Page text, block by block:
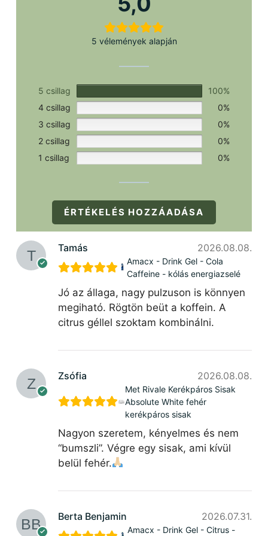
5 vélemények alapján
5 csillag
100%
4 csillag
0%
3 csillag
0%
2 csillag
0%
1 csillag
0%
ÉRTÉKELÉS HOZZÁADÁSA
Tamás 2026.08.08.
Amacx - Drink Gel - Cola
Caffeine - kólás energiazselé
Jó az állaga, nagy pulzuson is könnyen
megiható. Rögtön beüt a koffein. A
citrus géllel szoktam kombinálni.
Zsófia 2026.08.08.
Met Rivale Kerékpáros Sisak
Absolute White fehér
kerékpáros sisak
Nagyon szeretem, kényelmes és nem
“bumszli”. Végre egy sisak, ami kívül
belül fehér.
Berta Benjamin 2026.07.31.
Amacx - Drink Gel - Citrus -